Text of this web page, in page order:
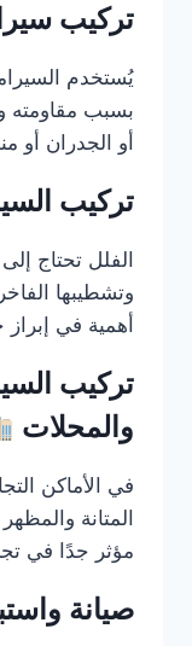
تركيب
يُستخدم
بسبب مقاومته
أو الجدران أو
تركيب
الفلل تحتاج
وتشطيبها
أهمية في
تركيب
والمحلات
في الأماكن
المتانة
مؤثر جدًا في
صيانة